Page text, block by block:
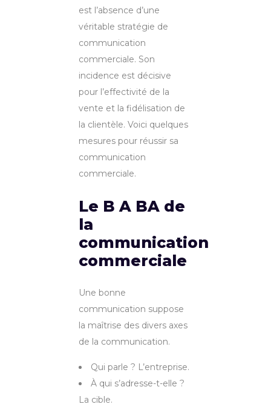
est l’absence d’une
véritable stratégie de
communication
commerciale. Son
incidence est décisive
pour l’effectivité de la
vente et la fidélisation de
la clientèle. Voici quelques
mesures pour réussir sa
communication
commerciale.
Le B A BA de
la
communication
commerciale
Une bonne
communication suppose
la maîtrise des divers axes
de la communication.
Qui parle ? L’entreprise.
À qui s’adresse-t-elle ?
La cible.